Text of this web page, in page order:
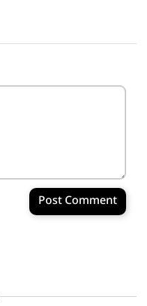
Post Comment